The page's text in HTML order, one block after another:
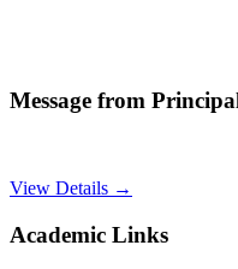
Message from
View Details →
Academic Links